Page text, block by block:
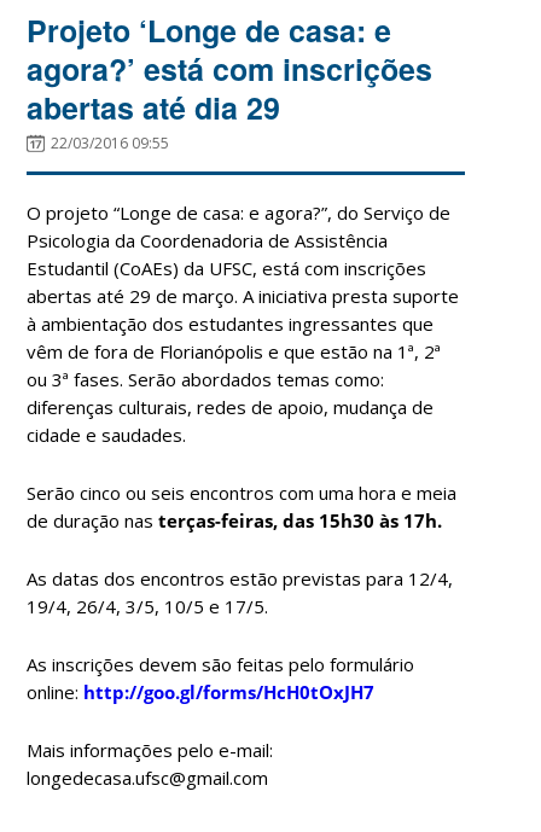
Projeto ‘Longe de casa: e
agora?’ está com inscrições
abertas até dia 29
22/03/2016 09:55
O projeto “Longe de casa: e agora?”, do Serviço de
Psicologia da Coordenadoria de Assistência
Estudantil (CoAEs) da UFSC, está com inscrições
abertas até 29 de março. A iniciativa presta suporte
à ambientação dos estudantes ingressantes que
vêm de fora de Florianópolis e que estão na 1ª, 2ª
ou 3ª fases. Serão abordados temas como:
diferenças culturais, redes de apoio, mudança de
cidade e saudades.
Serão cinco ou seis encontros com uma hora e meia
de duração nasterças-feiras, das 15h30 às 17h.
As datas dos encontros estão previstas para 12/4,
19/4, 26/4, 3/5, 10/5 e 17/5.
As inscrições devem são feitas pelo formulário
online: http://goo.gl/forms/HcH0tOxJH7
Mais informações pelo e-mail:
longedecasa.ufsc@gmail.com